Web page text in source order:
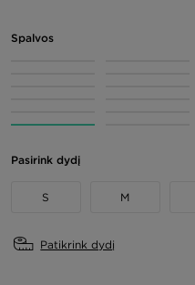
Spalvos
Pasirink dydį
S M
Patikrink dydį